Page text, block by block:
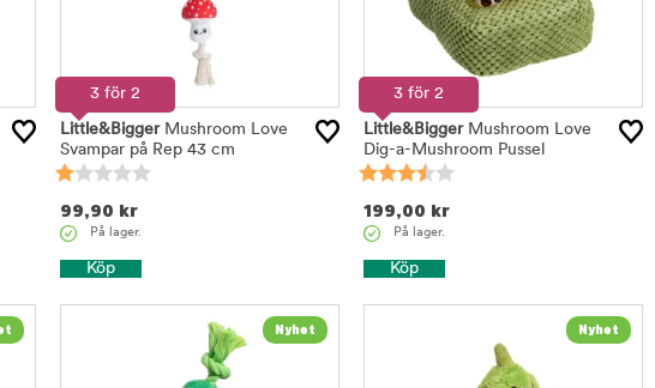
3 för 2
Little&BiggerMushroom Love
Svampar på Rep 43 cm
99,90 kr
På lager.
Köp
3 för 2
Little&BiggerMushroom Love
Dig-a-Mushroom Pussel
199,00 kr
På lager.
Köp